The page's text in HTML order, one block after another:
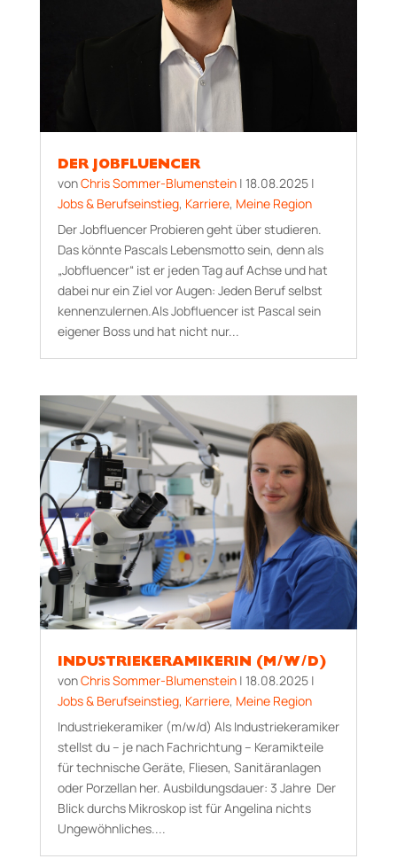
DER JOBFLUENCER
vonChris Sommer-Blumenstein| 18.08.2025|
Jobs & Berufseinstieg, Karriere, Meine Region
Der Jobfluencer Probieren geht über studieren.
Das könnte Pascals Lebensmotto sein, denn als
„Jobfluencer“ ist er jeden Tag auf Achse und hat
dabei nur ein Ziel vor Augen: Jeden Beruf selbst
kennenzulernen.Als Jobfluencer ist Pascal sein
eigener Boss und hat nicht nur...
INDUSTRIEKERAMIKERIN (M/W/D)
vonChris Sommer-Blumenstein| 18.08.2025|
Jobs & Berufseinstieg, Karriere, Meine Region
Industriekeramiker (m/w/d) Als Industriekeramiker
stellst du – je nach Fachrichtung – Keramikteile
für technische Geräte, Fliesen, Sanitäranlagen
oder Porzellan her. Aus­bildungs­dauer: 3 Jahre Der
Blick durchs Mikroskop ist für Angelina nichts
Ungewöhnliches....